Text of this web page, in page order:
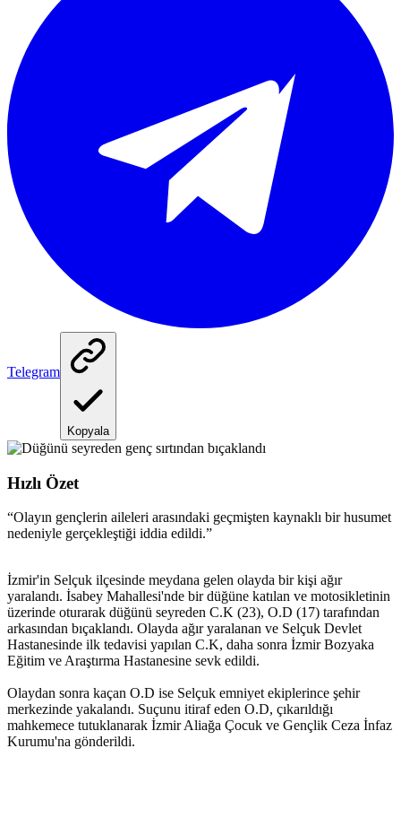
Telegram
Kopyala
Hızlı Özet
“Olayın gençlerin aileleri arasındaki geçmişten kaynaklı bir husumet
nedeniyle gerçekleştiği iddia edildi.”
İzmir'in Selçuk ilçesinde meydana gelen olayda bir kişi ağır
yaralandı. İsabey Mahallesi'nde bir düğüne katılan ve motosikletinin
üzerinde oturarak düğünü seyreden C.K (23), O.D (17) tarafından
arkasından bıçaklandı. Olayda ağır yaralanan ve Selçuk Devlet
Hastanesinde ilk tedavisi yapılan C.K, daha sonra İzmir Bozyaka
Eğitim ve Araştırma Hastanesine sevk edildi.
Olaydan sonra kaçan O.D ise Selçuk emniyet ekiplerince şehir
merkezinde yakalandı. Suçunu itiraf eden O.D, çıkarıldığı
mahkemece tutuklanarak İzmir Aliağa Çocuk ve Gençlik Ceza İnfaz
Kurumu'na gönderildi.